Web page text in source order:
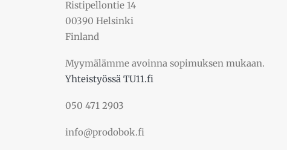
Ristipellontie 14
00390 Helsinki
Finland
Myymälämme avoinna sopimuksen mukaan.
Yhteistyössä TU11.fi
050 471 2903
info@prodobok.fi